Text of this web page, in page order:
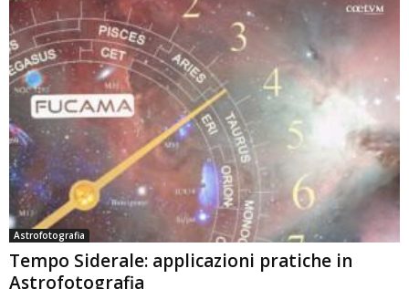
Astrofotografia
Tempo Siderale: applicazioni pratiche in
Astrofotografia